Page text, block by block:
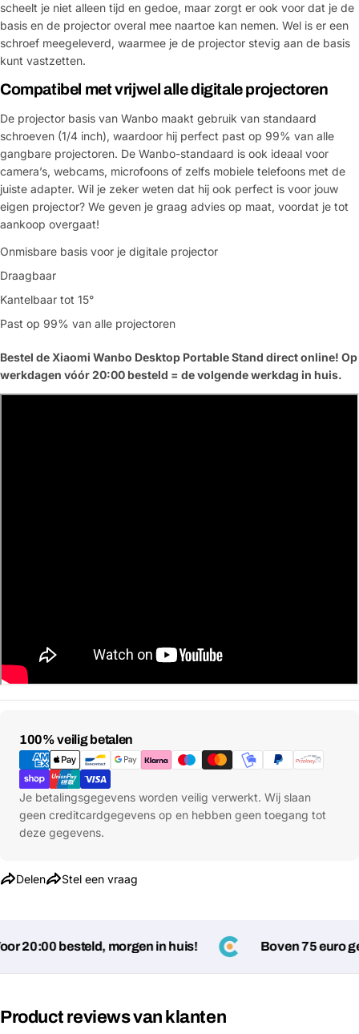
scheelt je niet alleen tijd en gedoe, maar zorgt er ook voor dat je de
basis en de projector overal mee naartoe kan nemen. Wel is er een
schroef meegeleverd, waarmee je de projector stevig aan de basis
kunt vastzetten.
Compatibel met vrijwel alle digitale projectoren
De projector basis van Wanbo maakt gebruik van standaard
schroeven (1/4 inch), waardoor hij perfect past op 99% van alle
gangbare projectoren. De Wanbo-standaard is ook ideaal voor
camera’s, webcams, microfoons of zelfs mobiele telefoons met de
juiste adapter. Wil je zeker weten dat hij ook perfect is voor jouw
eigen projector? We geven je graag advies op maat, voordat je tot
aankoop overgaat!
Onmisbare basis voor je digitale projector
Draagbaar
Kantelbaar tot 15°
Past op 99% van alle projectoren
Bestel de Xiaomi Wanbo Desktop Portable Stand direct online! Op
werkdagen vóór 20:00 besteld = de volgende werkdag in huis.
100% veilig betalen
Betaalmethoden
Je betalingsgegevens worden veilig verwerkt. Wij slaan
geen creditcardgegevens op en hebben geen toegang tot
deze gegevens.
Delen Stel een vraag
Stel een vraag
20:00 besteld, morgen in huis! Boven 75 euro
Product reviews van klanten